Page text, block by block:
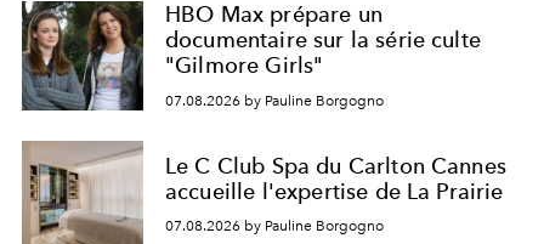
HBO Max prépare un
documentaire sur la série culte
"Gilmore Girls"
07.08.2026 by Pauline Borgogno
Le C Club Spa du Carlton Cannes
accueille l'expertise de La Prairie
07.08.2026 by Pauline Borgogno